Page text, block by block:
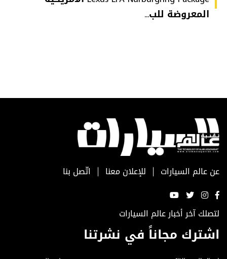
المعروضة للب...
عن عالم السيارات للإعلان معنا اتّصل بنا
لتصلك آخر أخبار عالم السيارات
اشترك مجاناً في نشرتنا